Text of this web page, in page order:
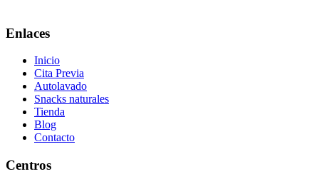
Enlaces
Inicio
Cita Previa
Autolavado
Snacks naturales
Tienda
Blog
Contacto
Centros